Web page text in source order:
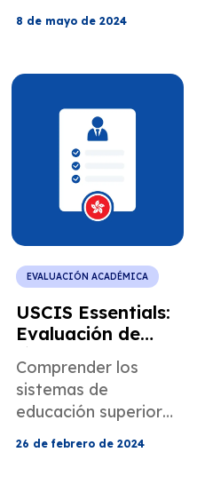
certificadas de
para prepararlos
8 de mayo de 2024
EVALUACIÓN ACADÉMICA
USCIS Essentials:
Evaluación de
títulos en Hong
Kong para
abogados de
inmigración
Comprender los
sistemas de
educación superior
de Hong Kong.
26 de febrero de 2024